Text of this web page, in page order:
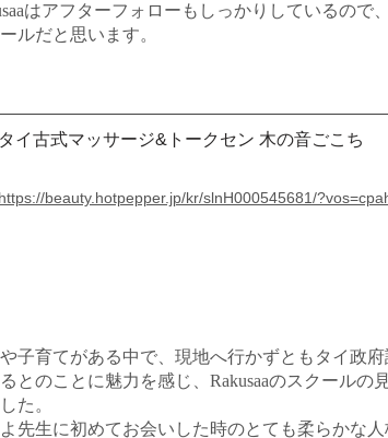
はアフターフォローもしっかりしているので
ルだと思います。
タイ古式マッサージ&トークセン 木の音ごこち
https://beauty.hotpepper.jp/kr/slnH000545681/
子育てがある中で、現地へ行かずともタイ政
とのことに魅力を感じ、Rakusaaのスクールの
た。
先生に初めてお会いした時のとても柔らかな